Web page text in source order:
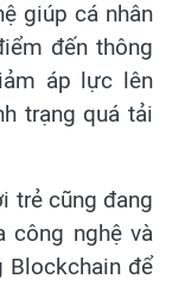
giúp cá nhân
đến thông
áp lực lên
trạng quá tải
trẻ cũng đang
công nghệ và
Blockchain để